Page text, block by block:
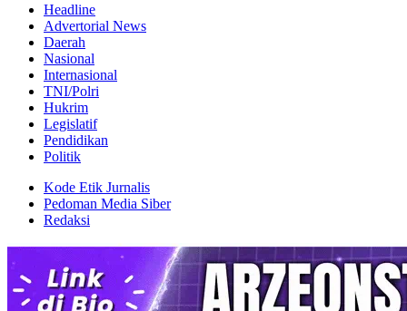
Headline
Advertorial News
Daerah
Nasional
Internasional
TNI/Polri
Hukrim
Legislatif
Pendidikan
Politik
Kode Etik Jurnalis
Pedoman Media Siber
Redaksi